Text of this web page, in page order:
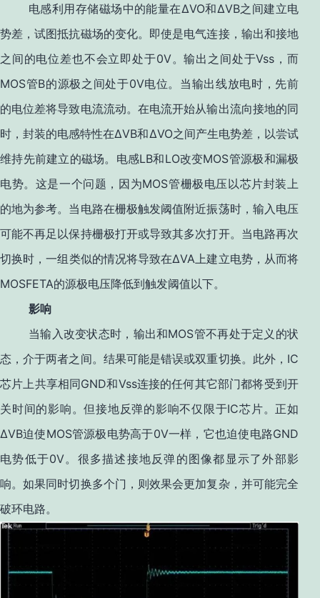
电感利用存储磁场中的能量在ΔVO和ΔVB之间建立电
势差，试图抵抗磁场的变化。即使是电气连接，输出和接地
之间的电位差也不会立即处于0V。输出之间处于Vss ，而
MOS管B的源极之间处于0V电位。当输出线放电时，先前
的电位差将导致电流流动。在电流开始从输出流向接地的同
时，封装的电感特性在ΔVB和ΔVO之间产生电势差，以尝试
维持先前建立的磁场。电感LB和LO改变MOS管源极和漏极
电势。这是一个问题，因为MOS管栅极电压以芯片封装上
的地为参考。当电路在栅极触发阈值附近振荡时，输入电压
可能不再足以保持栅极打开或导致其多次打开。当电路再次
切换时，一组类似的情况将导致在ΔVA 上建立电势，从而将
MOSFETA的源极电压降低到触发阈值以下。
影响
当输入改变状态时，输出和MOS管不再处于定义的状
态，介于两者之间。结果可能是错误或双重切换。此外， IC
芯片上共享相同 GND和Vss连接的任何其它部门都将受到开
关时间的影响。但接地反弹的影响不仅限于IC芯片。正如
ΔVB迫使MOS管源极电势高于0V一样，它也迫使电路GND
电势低于0V。很多描述接地反弹的图像都显示了外部影
响。如果同时切换多个门，则效果会更加复杂，并可能完全
破环电路。